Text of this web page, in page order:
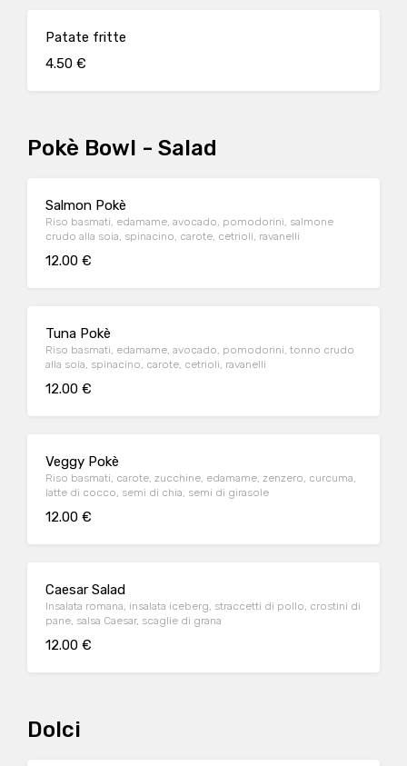
Patate fritte
4.50 €
Pokè Bowl - Salad
Salmon Pokè
Riso basmati, edamame, avocado, pomodorini, salmone
crudo alla soia, spinacino, carote, cetrioli, ravanelli
12.00 €
Tuna Pokè
Riso basmati, edamame, avocado, pomodorini, tonno crudo
alla soia, spinacino, carote, cetrioli, ravanelli
12.00 €
Veggy Pokè
Riso basmati, carote, zucchine, edamame, zenzero, curcuma,
latte di cocco, semi di chia, semi di girasole
12.00 €
Caesar Salad
Insalata romana, insalata iceberg, straccetti di pollo, crostini di
pane, salsa Caesar, scaglie di grana
12.00 €
Dolci